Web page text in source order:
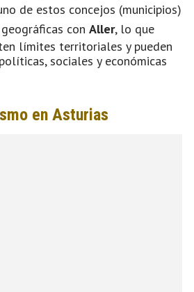
de estos concejos (municipios)
con Aller, lo que
límites territoriales y pueden
sociales y económicas